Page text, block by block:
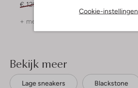
Cookie-instellingen
€ 129,99
+ meer kleuren
Bekijk meer
Lage sneakers Blackstone